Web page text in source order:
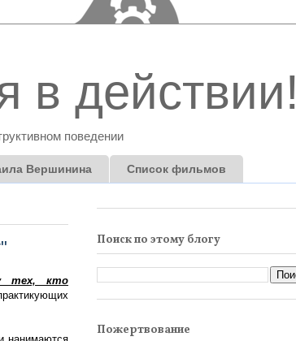
в действии!
поведении
Вершинина Список фильмов
тех, кто
Поиск по этому блогу
Пожертвование